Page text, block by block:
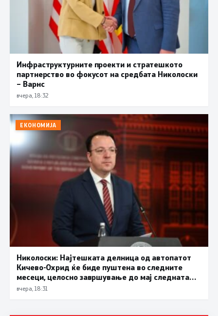
Инфраструктурните проекти и стратешкото
партнерство во фокусот на средбата Николоски
– Варнс
вчера, 18:32
ЕКОНОМИЈА
Николоски: Најтешката делница од автопатот
Кичево-Охрид ќе биде пуштена во следните
месеци, целосно завршување до мај следната
година
вчера, 18:31